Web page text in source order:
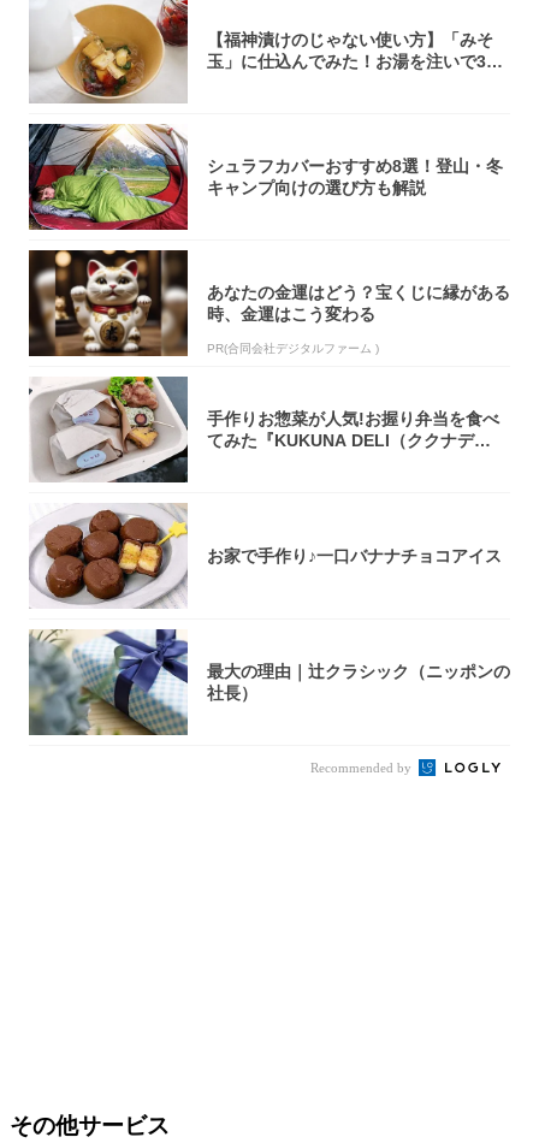
【福神漬けのじゃない使い方】「みそ
玉」に仕込んでみた！お湯を注いで30
シュラフカバーおすすめ8選！登山・冬
キャンプ向けの選び方も解説
あなたの金運はどう？宝くじに縁がある
時、金運はこう変わる
PR(合同会社デジタルファーム )
手作りお惣菜が人気!お握り弁当を食べ
てみた『KUKUNA DELI（ククナデ
お家で手作り♪一口バナナチョコアイス
最大の理由｜辻クラシック（ニッポンの
社長）
Recommended by
その他サービス